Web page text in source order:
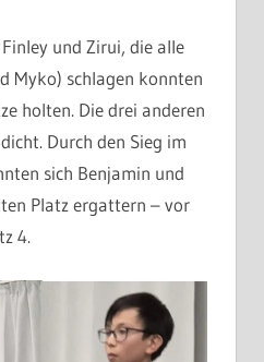
und Zirui, die alle
Myko) schlagen konnten
holten. Die drei anderen
Durch den Sieg im
sich Benjamin und
Platz ergattern – vor
4.